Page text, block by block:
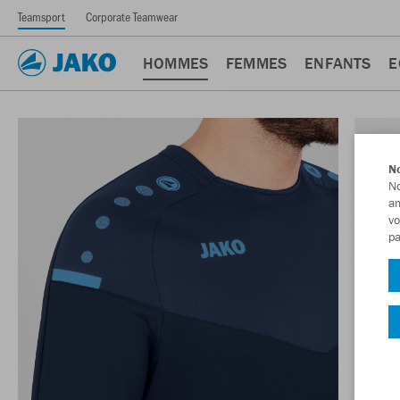
Teamsport Corporate Teamwear
HOMMES FEMMES ENFANTS